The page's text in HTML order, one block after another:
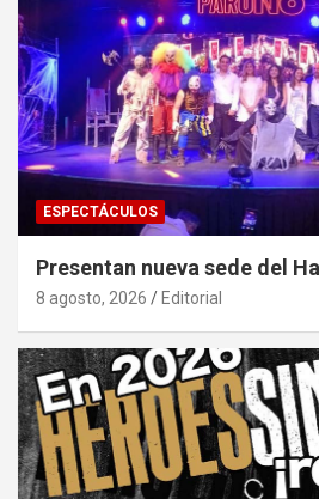
ESPECTÁCULOS
Presentan nueva sede del
8 agosto, 2026 Editorial